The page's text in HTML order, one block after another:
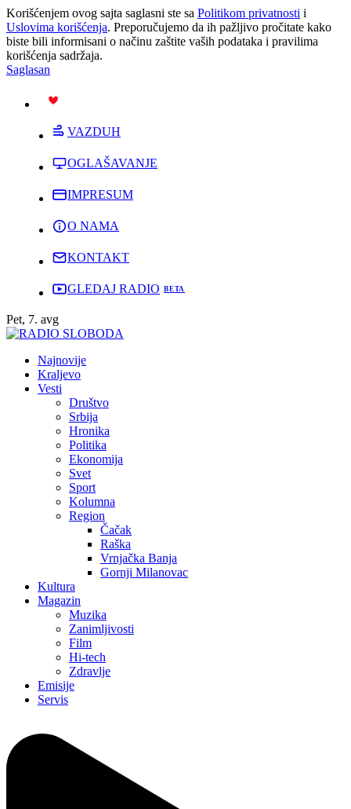
Korišćenjem ovog sajta saglasni ste sa Politikom privatnosti i
Uslovima korišćenja. Preporučujemo da ih pažljivo pročitate kako
biste bili informisani o načinu zaštite vaših podataka i pravilima
korišćenja sadržaja.
Saglasan
VAZDUH
OGLAŠAVANJE
IMPRESUM
O NAMA
KONTAKT
GLEDAJ RADIO
Pet, 7. avg
Najnovije
Kraljevo
Vesti
Društvo
Srbija
Hronika
Politika
Ekonomija
Svet
Sport
Kolumna
Region
Čačak
Raška
Vrnjačka Banja
Gornji Milanovac
Kultura
Magazin
Muzika
Zanimljivosti
Film
Hi-tech
Zdravlje
Emisije
Servis